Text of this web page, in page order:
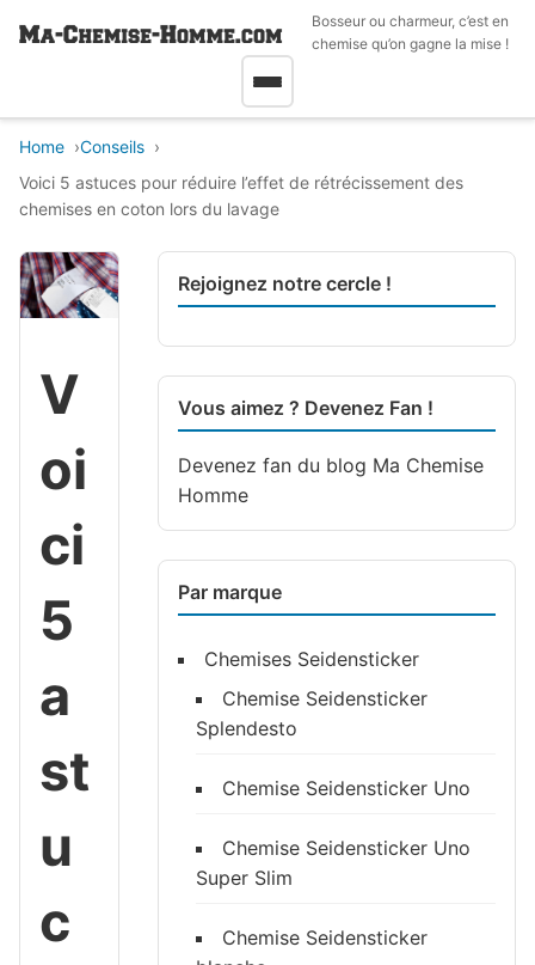
Bosseur ou charmeur, c’est en
chemise qu’on gagne la mise !
Home
Conseils
Voici 5 astuces pour réduire l’effet de rétrécissement des
chemises en coton lors du lavage
V
oi
ci
5
a
st
u
c
Rejoignez notre cercle !
Vous aimez ? Devenez Fan !
Devenez fan du blog Ma Chemise
Homme
Par marque
Chemises Seidensticker
Chemise Seidensticker
Splendesto
Chemise Seidensticker Uno
Chemise Seidensticker Uno
Super Slim
Chemise Seidensticker